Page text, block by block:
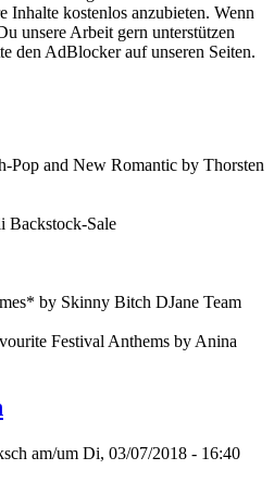
kostenlos anzubieten. Wenn
unsere Arbeit gern unterstützen
den AdBlocker auf unseren Seiten.
Pop and New Romantic by Thorsten
Backstock-Sale
by Skinny Bitch DJane Team
Festival Anthems by Anina
am/um Di, 03/07/2018 - 16:40